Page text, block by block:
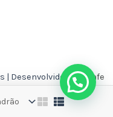
| Desenvolvido porAsafe